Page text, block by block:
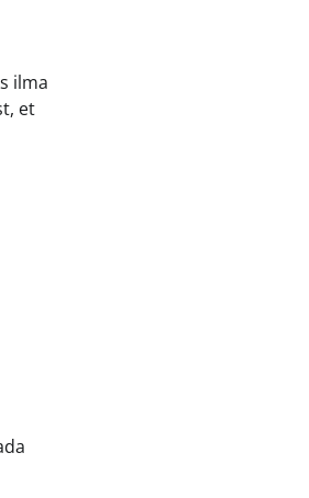
ilma
et